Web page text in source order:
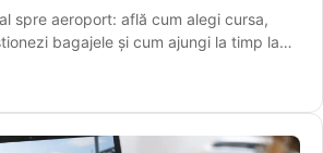
spre aeroport: află cum alegi cursa,
bagajele și cum ajungi la timp la